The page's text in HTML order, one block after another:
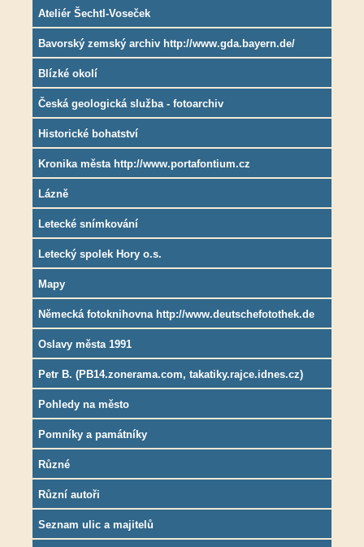
Ateliér Šechtl-Voseček
Bavorský zemský archiv http://www.gda.bayern.de/
Blízké okolí
Česká geologická služba - fotoarchiv
Historické bohatství
Kronika města http://www.portafontium.cz
Lázně
Letecké snímkování
Letecký spolek Hory o.s.
Mapy
Německá fotoknihovna http://www.deutschefotothek.de
Oslavy města 1991
Petr B. (PB14.zonerama.com, takatiky.rajce.idnes.cz)
Pohledy na město
Pomníky a památníky
Různé
Různí autoři
Seznam ulic a majitelů